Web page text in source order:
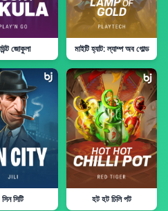
জোকুলা মাইটি হ্যাট: ল্যাম্প অব গোল্ড
সিন সিটি হট হট চিলি পট